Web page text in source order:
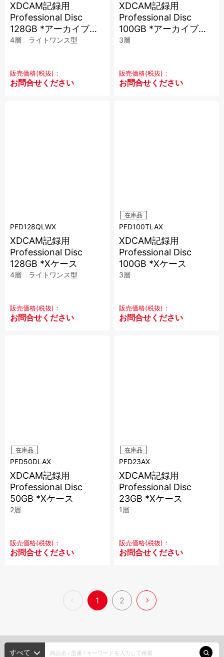
XDCAM記録用
Professional Disc
128GB *アーカイブケ
ース
4層 ライトワンス型
販売価格(税抜)：
お問合せください
XDCAM記録用
Professional Disc
100GB *アーカイブケ
ース
3層
販売価格(税抜)：
お問合せください
PFD128QLWX
XDCAM記録用
Professional Disc
128GB *Xケース
4層 ライトワンス型
販売価格(税抜)：
お問合せください
在庫品
PFD100TLAX
XDCAM記録用
Professional Disc
100GB *Xケース
3層
販売価格(税抜)：
お問合せください
在庫品
PFD50DLAX
XDCAM記録用
Professional Disc
50GB *Xケース
2層
販売価格(税抜)：
お問合せください
在庫品
PFD23AX
XDCAM記録用
Professional Disc
23GB *Xケース
1層
販売価格(税抜)：
お問合せください
1 2
すべて